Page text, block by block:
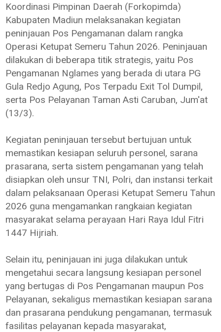
Koordinasi Pimpinan Daerah (Forkopimda)
Kabupaten Madiun melaksanakan kegiatan
peninjauan Pos Pengamanan dalam rangka
Operasi Ketupat Semeru Tahun 2026. Peninjauan
dilakukan di beberapa titik strategis, yaitu Pos
Pengamanan Nglames yang berada di utara PG
Gula Redjo Agung, Pos Terpadu Exit Tol Dumpil,
serta Pos Pelayanan Taman Asti Caruban, Jum'at
(13/3).
Kegiatan peninjauan tersebut bertujuan untuk
memastikan kesiapan seluruh personel, sarana
prasarana, serta sistem pengamanan yang telah
disiapkan oleh unsur TNI, Polri, dan instansi terkait
dalam pelaksanaan Operasi Ketupat Semeru Tahun
2026 guna mengamankan rangkaian kegiatan
masyarakat selama perayaan Hari Raya Idul Fitri
1447 Hijriah.
Selain itu, peninjauan ini juga dilakukan untuk
mengetahui secara langsung kesiapan personel
yang bertugas di Pos Pengamanan maupun Pos
Pelayanan, sekaligus memastikan kesiapan sarana
dan prasarana pendukung pengamanan, termasuk
fasilitas pelayanan kepada masyarakat,